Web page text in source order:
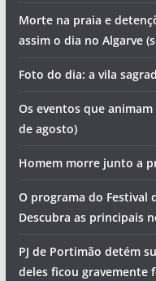
Morte na praia e
assim o dia no Algarve
Foto do dia: a vila
Os eventos que
de agosto)
Homem morre junto a
O programa do Festival
Descubra as principais
PJ de Portimão detém
deles ficou gravemente